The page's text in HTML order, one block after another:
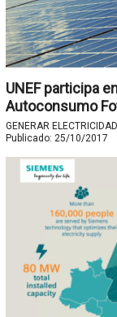
UNEF participa
Autoconsumo
GENERAR ELECTRICIDAD
Publicado: 25/10/2017